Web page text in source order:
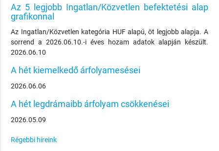
Az 5 legjobb Ingatlan/Közvetlen befektetési alap
grafikonnal
Az Ingatlan/Közvetlen kategória HUF alapú, öt legjobb alapja. A
sorrend a 2026.06.10.-i éves hozam adatok alapján készült.
2026.06.10
A hét kiemelkedő árfolyamesései
2026.06.06
A hét legdrámaibb árfolyam csökkenései
2026.05.09
Régebbi híreink